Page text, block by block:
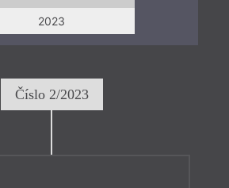
2023
Číslo 2/2023